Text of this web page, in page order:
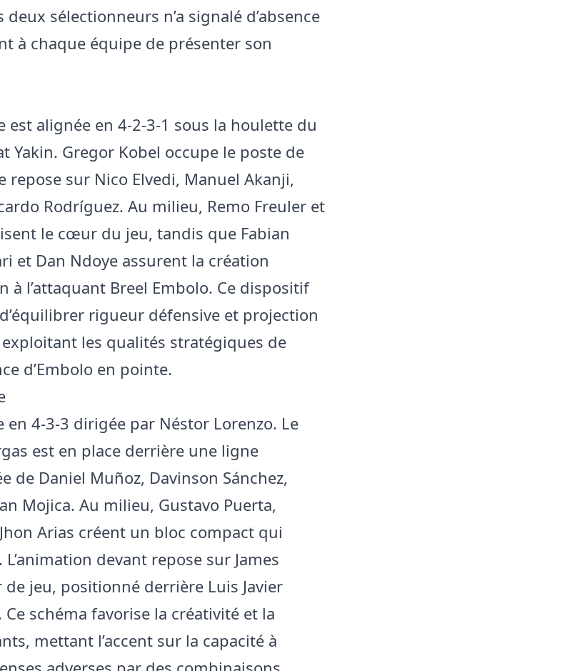
sélectionneurs n’a signalé d’absence
à chaque équipe de présenter son
est alignée en 4-2-3-1 sous la houlette du
Yakin. Gregor Kobel occupe le poste de
repose sur Nico Elvedi, Manuel Akanji,
Rodríguez. Au milieu, Remo Freuler et
le cœur du jeu, tandis que Fabian
et Dan Ndoye assurent la création
à l’attaquant Breel Embolo. Ce dispositif
rigueur défensive et projection
exploitant les qualités stratégiques de
d’Embolo en pointe.
en 4-3-3 dirigée par Néstor Lorenzo. Le
est en place derrière une ligne
de Daniel Muñoz, Davinson Sánchez,
Mojica. Au milieu, Gustavo Puerta,
Arias créent un bloc compact qui
devant repose sur James
jeu, positionné derrière Luis Javier
Ce schéma favorise la créativité et la
mettant l’accent sur la capacité à